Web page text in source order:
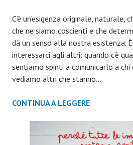
C’è un’esigenza originale, naturale,
che ne siamo coscienti e che
dà un senso alla nostra esistenza. È
interessarci agli altri: quando c’è
sentiamo spinti a comunicarlo a
vediamo altri che stanno…
CONTINUA A LEGGERECALENDARIO
“COMPAGNIA”